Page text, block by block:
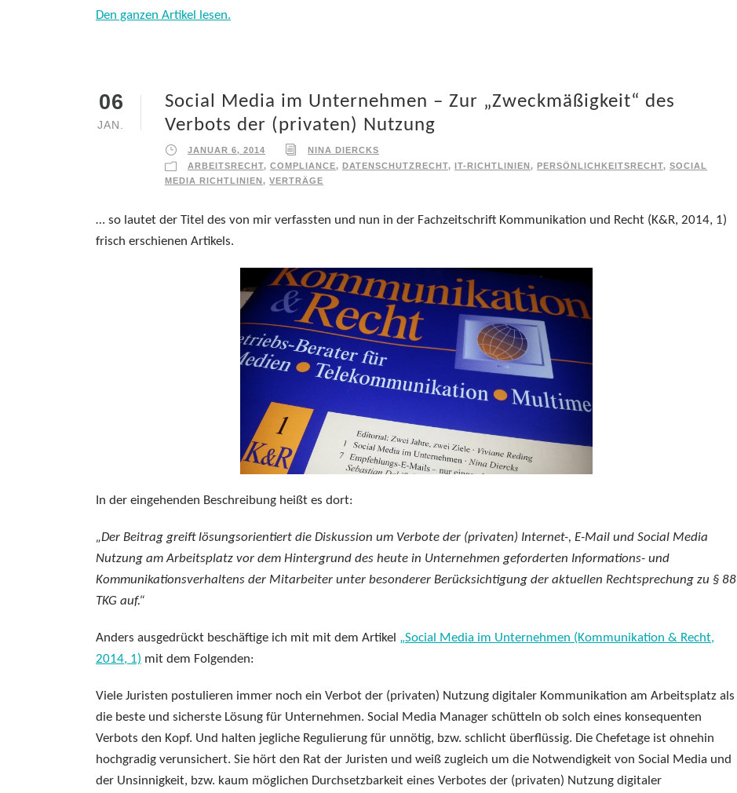
Den ganzen Artikel lesen.
06
JAN.
Social Media im Unternehmen – Zur „Zweckmäßigkeit“ des
Verbots der (privaten) Nutzung
JANUAR 6, 2014
NINA DIERCKS
ARBEITSRECHT, COMPLIANCE, DATENSCHUTZRECHT, IT-RICHTLINIEN , PERSÖNLICHKEITSRECHT, SOCIAL
MEDIA RICHTLINIEN, VERTRÄGE
… so lautet der Titel des von mir verfassten und nun in der Fachzeitschrift Kommunikation und Recht (K&R, 2014, 1)
frisch erschienen Artikels.
In der eingehenden Beschreibung heißt es dort:
„Der Beitrag greift lösungsorientiert die Diskussion um Verbote der (privaten) Internet-, E-Mail und Social Media
Nutzung am Arbeitsplatz vor dem Hintergrund des heute in Unternehmen geforderten Informations- und
Kommunikationsverhaltens der Mitarbeiter unter besonderer Berücksichtigung der aktuellen Rechtsprechung zu § 88
TKG auf.“
Anders ausgedrückt beschäftige ich mit mit dem Artikel „Social Media im Unternehmen (Kommunikation & Recht,
2014, 1) mit dem Folgenden:
Viele Juristen postulieren immer noch ein Verbot der (privaten) Nutzung digitaler Kommunikation am Arbeitsplatz als
die beste und sicherste Lösung für Unternehmen. Social Media Manager schütteln ob solch eines konsequenten
Verbots den Kopf. Und halten jegliche Regulierung für unnötig, bzw. schlicht überflüssig. Die Chefetage ist ohnehin
hochgradig verunsichert. Sie hört den Rat der Juristen und weiß zugleich um die Notwendigkeit von Social Media und
der Unsinnigkeit, bzw. kaum möglichen Durchsetzbarkeit eines Verbotes der (privaten) Nutzung digitaler